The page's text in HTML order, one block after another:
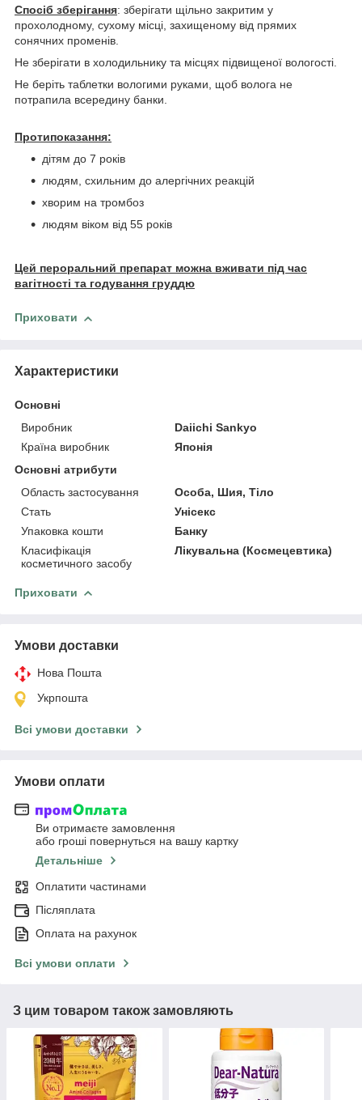
Спосіб зберігання: зберігати щільно закритим у
прохолодному, сухому місці, захищеному від прямих
сонячних променів.
Не зберігати в холодильнику та місцях підвищеної вологості.
Не беріть таблетки вологими руками, щоб волога не
потрапила всередину банки.
Протипоказання:
дітям до 7 років
людям, схильним до алергічних реакцій
хворим на тромбоз
людям віком від 55 років
Цей пероральний препарат можна вживати під час
вагітності та годування груддю
Приховати
Характеристики
Основні
Виробник
Daiichi Sankyo
Країна виробник
Японія
Основні атрибути
Область застосування
Особа, Шия, Тіло
Стать
Унісекс
Упаковка кошти
Банку
Класифікація
косметичного засобу
Лікувальна (Космецевтика)
Приховати
Умови доставки
Нова Пошта
Укрпошта
Всі умови доставки
Умови оплати
Ви отримаєте замовлення
або гроші повернуться на вашу картку
Детальніше
Оплатити частинами
Післяплата
Оплата на рахунок
Всі умови оплати
З цим товаром також замовляють